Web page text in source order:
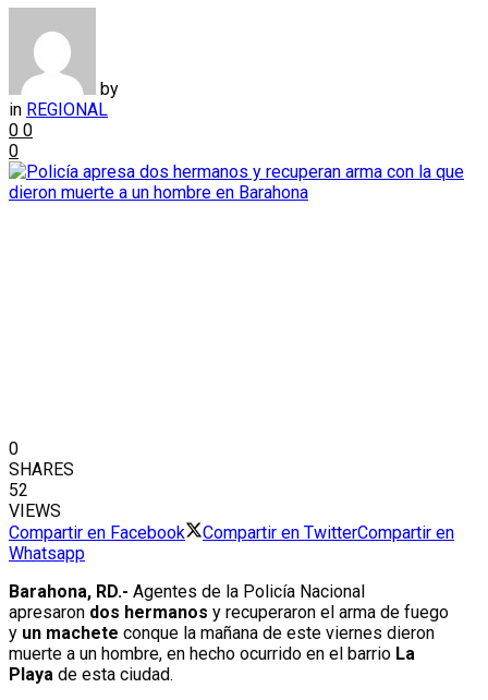
by
in REGIONAL
0 0
0
0
SHARES
52
VIEWS
Compartir en Facebook
Compartir en TwitterCompartir en
Whatsapp
Barahona, RD.- Agentes de la Policía Nacional
apresaron dos hermanos y recuperaron el arma de fuego
y un machete conque la mañana de este viernes dieron
muerte a un hombre, en hecho ocurrido en el barrio La
Playa de esta ciudad.